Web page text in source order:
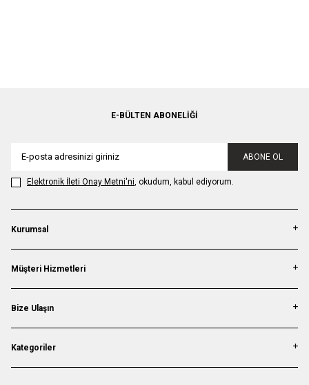
E-BÜLTEN ABONELIĞI
ABONE OL
Elektronik İleti Onay Metni'ni, okudum, kabul ediyorum.
Kurumsal
Müşteri Hizmetleri
Bize Ulaşın
Kategoriler